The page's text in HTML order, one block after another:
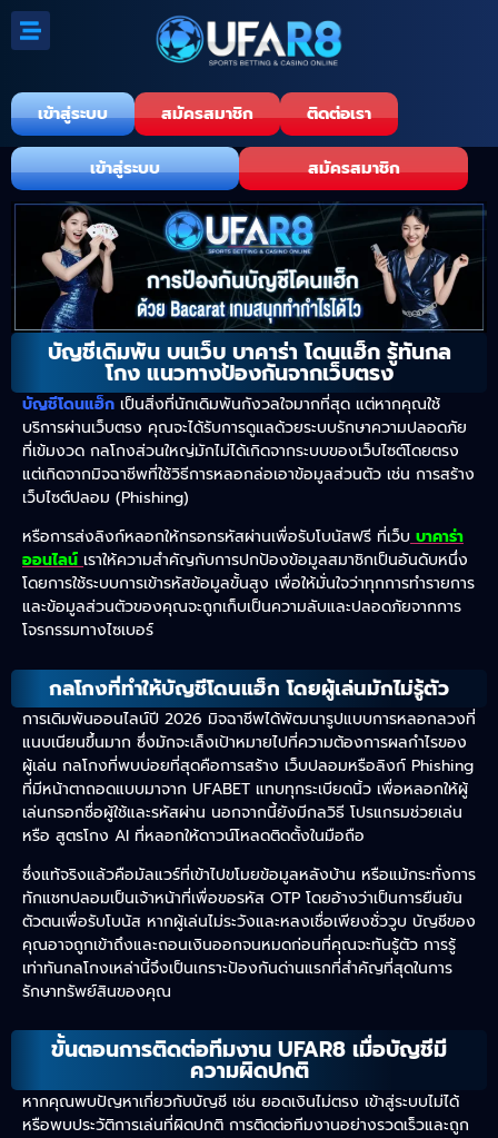
เข้าสู่ระบบ สมัครสมาชิก ติดต่อเรา
เข้าสู่ระบบ สมัครสมาชิก
บัญชีเดิมพัน บนเว็บ บาคาร่า โดนแฮ็ก รู้ทันกล
โกง แนวทางป้องกันจากเว็บตรง
บัญชีโดนแฮ็ก เป็นสิ่งที่นักเดิมพันกังวลใจมากที่สุด แต่หากคุณใช้
บริการผ่านเว็บตรง คุณจะได้รับการดูแลด้วยระบบรักษาความปลอดภัย
ที่เข้มงวด กลโกงส่วนใหญ่มักไม่ได้เกิดจากระบบของเว็บไซต์โดยตรง
แต่เกิดจากมิจฉาชีพที่ใช้วิธีการหลอกล่อเอาข้อมูลส่วนตัว เช่น การสร้าง
เว็บไซต์ปลอม (Phishing)
หรือการส่งลิงก์หลอกให้กรอกรหัสผ่านเพื่อรับโบนัสฟรี ที่เว็บบาคาร่า
ออนไลน์เราให้ความสำคัญกับการปกป้องข้อมูลสมาชิกเป็นอันดับหนึ่ง
โดยการใช้ระบบการเข้ารหัสข้อมูลขั้นสูง เพื่อให้มั่นใจว่าทุกการทำรายการ
และข้อมูลส่วนตัวของคุณจะถูกเก็บเป็นความลับและปลอดภัยจากการ
โจรกรรมทางไซเบอร์
กลโกงที่ทำให้บัญชีโดนแฮ็ก โดยผู้เล่นมักไม่รู้ตัว
การเดิมพันออนไลน์ปี 2026 มิจฉาชีพได้พัฒนารูปแบบการหลอกลวงที่
แนบเนียนขึ้นมาก ซึ่งมักจะเล็งเป้าหมายไปที่ความต้องการผลกำไรของ
ผู้เล่น กลโกงที่พบบ่อยที่สุดคือการสร้าง เว็บปลอมหรือลิงก์ Phishing
ที่มีหน้าตาถอดแบบมาจาก UFABET แทบทุกระเบียดนิ้ว เพื่อหลอกให้ผู้
เล่นกรอกชื่อผู้ใช้และรหัสผ่าน นอกจากนี้ยังมีกลวิธี โปรแกรมช่วยเล่น
หรือ สูตรโกง AI ที่หลอกให้ดาวน์โหลดติดตั้งในมือถือ
ซึ่งแท้จริงแล้วคือมัลแวร์ที่เข้าไปขโมยข้อมูลหลังบ้าน หรือแม้กระทั่งการ
ทักแชทปลอมเป็นเจ้าหน้าที่เพื่อขอรหัส OTP โดยอ้างว่าเป็นการยืนยัน
ตัวตนเพื่อรับโบนัส หากผู้เล่นไม่ระวังและหลงเชื่อเพียงชั่ววูบ บัญชีของ
คุณอาจถูกเข้าถึงและถอนเงินออกจนหมดก่อนที่คุณจะทันรู้ตัว การรู้
เท่าทันกลโกงเหล่านี้จึงเป็นเกราะป้องกันด่านแรกที่สำคัญที่สุดในการ
รักษาทรัพย์สินของคุณ
ขั้นตอนการติดต่อทีมงาน UFAR8 เมื่อบัญชีมี
ความผิดปกติ
หากคุณพบปัญหาเกี่ยวกับบัญชี เช่น ยอดเงินไม่ตรง เข้าสู่ระบบไม่ได้
หรือพบประวัติการเล่นที่ผิดปกติ การติดต่อทีมงานอย่างรวดเร็วและถูก